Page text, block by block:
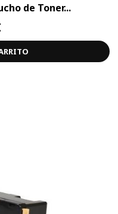
de Toner...